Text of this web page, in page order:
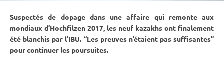
Suspectés de dopage dans une affaire qui remonte aux
mondiaux d’Hochfilzen 2017, les neuf kazakhs ont finalement
été blanchis par l’IBU. “Les preuves n’étaient pas suffisantes”
pour continuer les poursuites.